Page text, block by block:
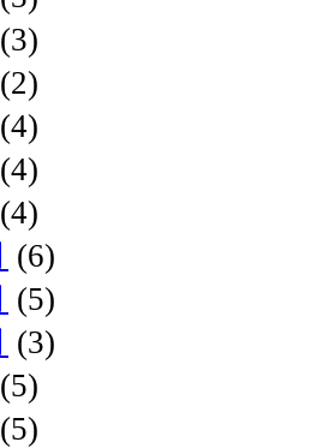
(3)
(2)
(4)
(4)
(4)
(6)
(5)
(3)
(5)
(5)